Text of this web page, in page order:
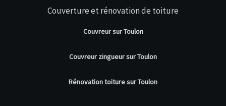
Couverture et rénovation de toiture
Couvreur sur Toulon
Couvreur zingueur sur Toulon
Rénovation toiture sur Toulon